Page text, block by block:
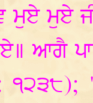
ਮੁਏ
ਆਗੈ